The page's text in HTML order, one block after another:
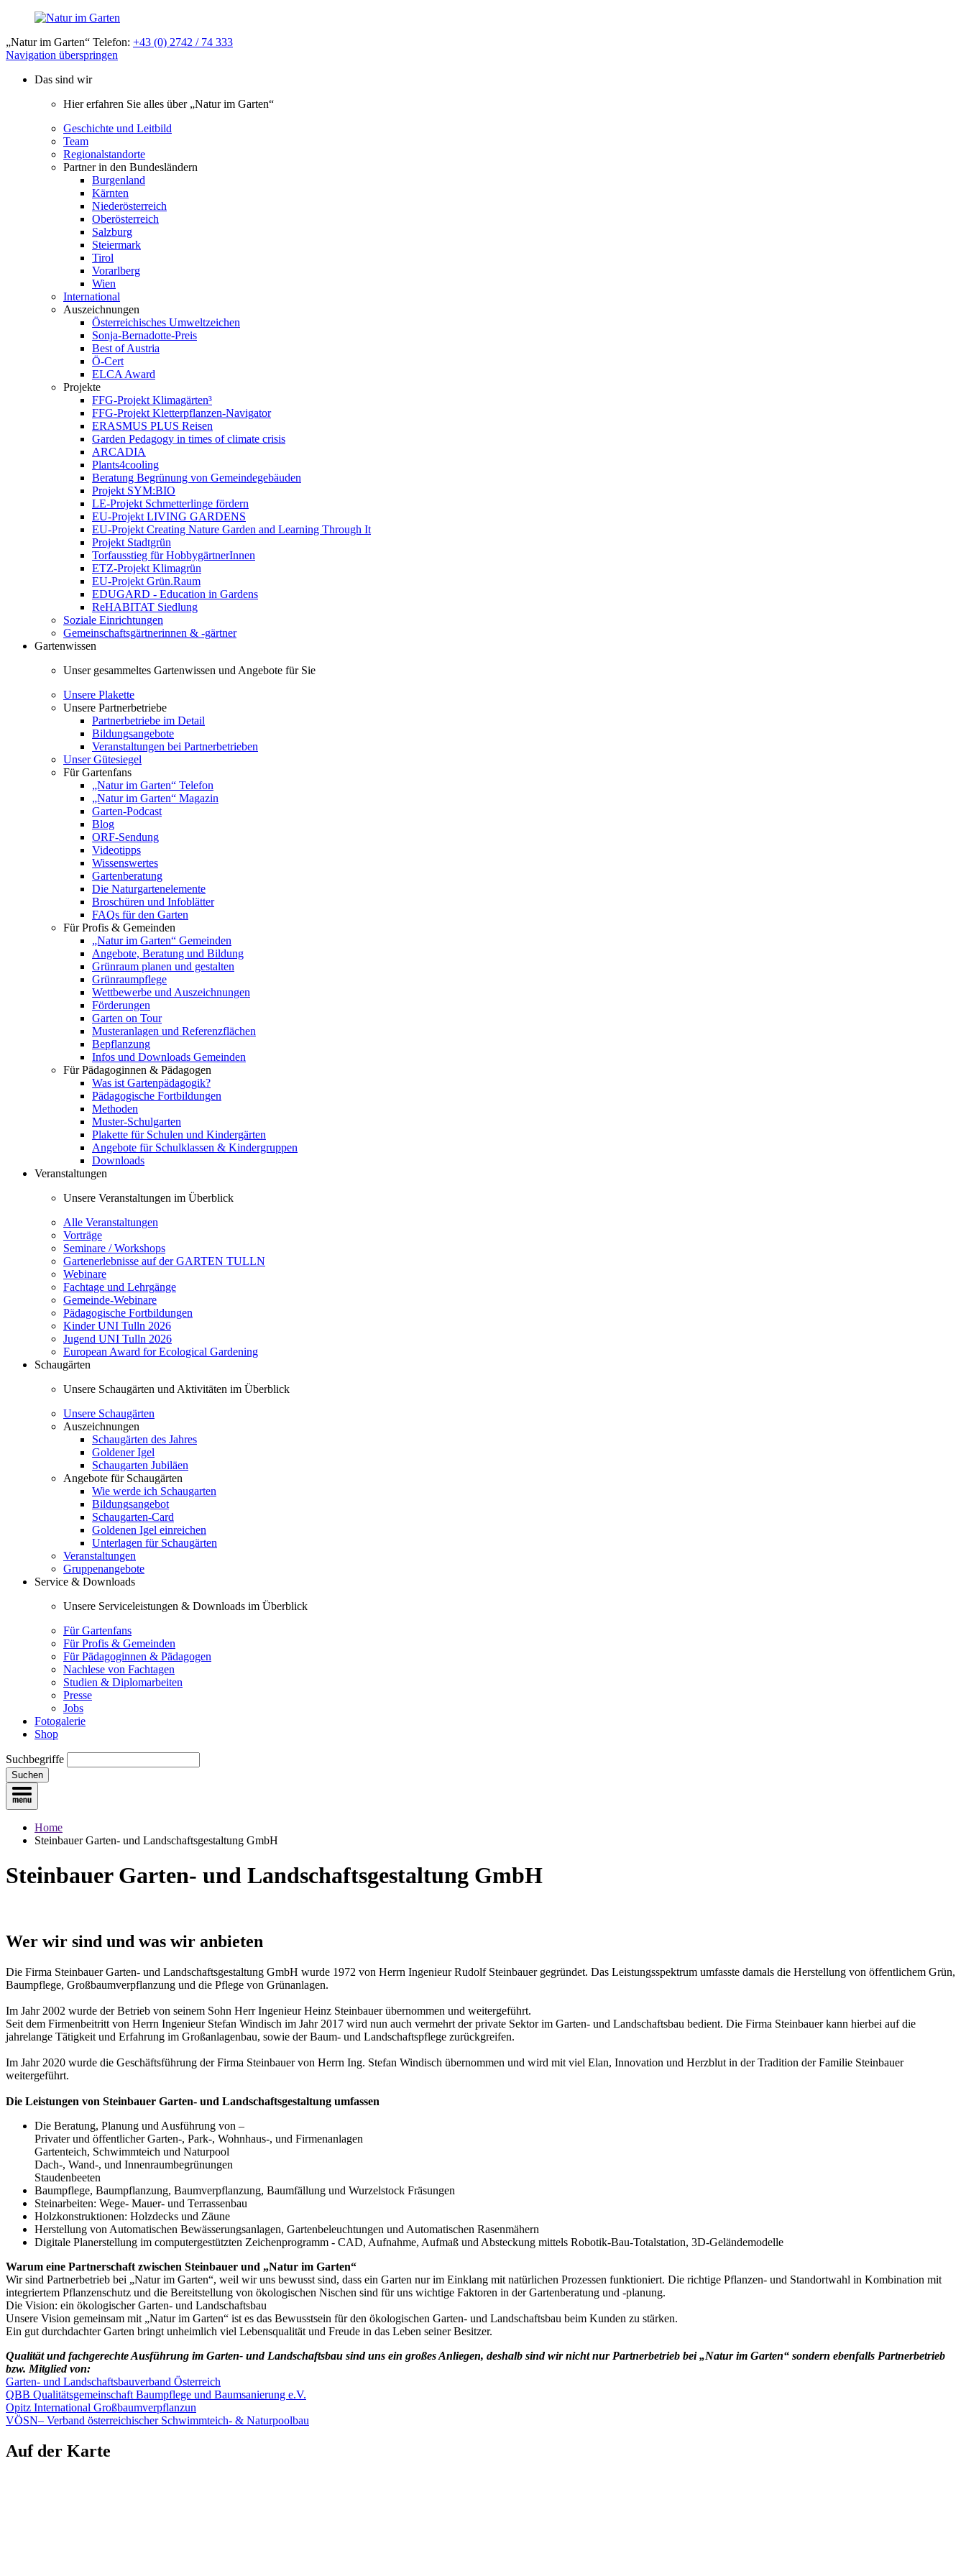
„Natur im Garten“ Telefon: +43 (0) 2742 / 74 333
Navigation überspringen
Das sind wir
Hier erfahren Sie alles über „Natur im Garten“
Geschichte und Leitbild
Team
Regionalstandorte
Partner in den Bundesländern
Burgenland
Kärnten
Niederösterreich
Oberösterreich
Salzburg
Steiermark
Tirol
Vorarlberg
Wien
International
Auszeichnungen
Österreichisches Umweltzeichen
Sonja-Bernadotte-Preis
Best of Austria
Ö-Cert
ELCA Award
Projekte
FFG-Projekt Klimagärten³
FFG-Projekt Kletterpflanzen-Navigator
ERASMUS PLUS Reisen
Garden Pedagogy in times of climate crisis
ARCADIA
Plants4cooling
Beratung Begrünung von Gemeindegebäuden
Projekt SYM:BIO
LE-Projekt Schmetterlinge fördern
EU-Projekt LIVING GARDENS
EU-Projekt Creating Nature Garden and Learning Through It
Projekt Stadtgrün
Torfausstieg für HobbygärtnerInnen
ETZ-Projekt Klimagrün
EU-Projekt Grün.Raum
EDUGARD - Education in Gardens
ReHABITAT Siedlung
Soziale Einrichtungen
Gemeinschaftsgärtnerinnen & -gärtner
Gartenwissen
Unser gesammeltes Gartenwissen und Angebote für Sie
Unsere Plakette
Unsere Partnerbetriebe
Partnerbetriebe im Detail
Bildungsangebote
Veranstaltungen bei Partnerbetrieben
Unser Gütesiegel
Für Gartenfans
„Natur im Garten“ Telefon
„Natur im Garten“ Magazin
Garten-Podcast
Blog
ORF-Sendung
Videotipps
Wissenswertes
Gartenberatung
Die Naturgartenelemente
Broschüren und Infoblätter
FAQs für den Garten
Für Profis & Gemeinden
„Natur im Garten“ Gemeinden
Angebote, Beratung und Bildung
Grünraum planen und gestalten
Grünraumpflege
Wettbewerbe und Auszeichnungen
Förderungen
Garten on Tour
Musteranlagen und Referenzflächen
Bepflanzung
Infos und Downloads Gemeinden
Für Pädagoginnen & Pädagogen
Was ist Gartenpädagogik?
Pädagogische Fortbildungen
Methoden
Muster-Schulgarten
Plakette für Schulen und Kindergärten
Angebote für Schulklassen & Kindergruppen
Downloads
Veranstaltungen
Unsere Veranstaltungen im Überblick
Alle Veranstaltungen
Vorträge
Seminare / Workshops
Gartenerlebnisse auf der GARTEN TULLN
Webinare
Fachtage und Lehrgänge
Gemeinde-Webinare
Pädagogische Fortbildungen
Kinder UNI Tulln 2026
Jugend UNI Tulln 2026
European Award for Ecological Gardening
Schaugärten
Unsere Schaugärten und Aktivitäten im Überblick
Unsere Schaugärten
Auszeichnungen
Schaugärten des Jahres
Goldener Igel
Schaugarten Jubiläen
Angebote für Schaugärten
Wie werde ich Schaugarten
Bildungsangebot
Schaugarten-Card
Goldenen Igel einreichen
Unterlagen für Schaugärten
Veranstaltungen
Gruppenangebote
Service & Downloads
Unsere Serviceleistungen & Downloads im Überblick
Für Gartenfans
Für Profis & Gemeinden
Für Pädagoginnen & Pädagogen
Nachlese von Fachtagen
Studien & Diplomarbeiten
Presse
Jobs
Fotogalerie
Shop
Suchbegriffe
Suchen
Home
Steinbauer Garten- und Landschaftsgestaltung GmbH
Steinbauer Garten- und Landschaftsgestaltung GmbH
Wer wir sind und was wir anbieten
Die Firma Steinbauer Garten- und Landschaftsgestaltung GmbH wurde 1972 von Herrn Ingenieur Rudolf Steinbauer gegründet. Das Leistungsspektrum umfasste damals die Herstellung von öffentlichem Grün,
Baumpflege, Großbaumverpflanzung und die Pflege von Grünanlagen.
Im Jahr 2002 wurde der Betrieb von seinem Sohn Herr Ingenieur Heinz Steinbauer übernommen und weitergeführt.
Seit dem Firmenbeitritt von Herrn Ingenieur Stefan Windisch im Jahr 2017 wird nun auch vermehrt der private Sektor im Garten- und Landschaftsbau bedient. Die Firma Steinbauer kann hierbei auf die
jahrelange Tätigkeit und Erfahrung im Großanlagenbau, sowie der Baum- und Landschaftspflege zurückgreifen.
Im Jahr 2020 wurde die Geschäftsführung der Firma Steinbauer von Herrn Ing. Stefan Windisch übernommen und wird mit viel Elan, Innovation und Herzblut in der Tradition der Familie Steinbauer
weitergeführt.
Die Leistungen von Steinbauer Garten- und Landschaftsgestaltung umfassen
Die Beratung, Planung und Ausführung von –
Privater und öffentlicher Garten-, Park-, Wohnhaus-, und Firmenanlagen
Gartenteich, Schwimmteich und Naturpool
Dach-, Wand-, und Innenraumbegrünungen
Staudenbeeten
Baumpflege, Baumpflanzung, Baumverpflanzung, Baumfällung und Wurzelstock Fräsungen
Steinarbeiten: Wege- Mauer- und Terrassenbau
Holzkonstruktionen: Holzdecks und Zäune
Herstellung von Automatischen Bewässerungsanlagen, Gartenbeleuchtungen und Automatischen Rasenmähern
Digitale Planerstellung im computergestützten Zeichenprogramm - CAD, Aufnahme, Aufmaß und Absteckung mittels Robotik-Bau-Totalstation, 3D-Geländemodelle
Warum eine Partnerschaft zwischen Steinbauer und „Natur im Garten“
Wir sind Partnerbetrieb bei „Natur im Garten“, weil wir uns bewusst sind, dass ein Garten nur im Einklang mit natürlichen Prozessen funktioniert. Die richtige Pflanzen- und Standortwahl in Kombination mit
integriertem Pflanzenschutz und die Bereitstellung von ökologischen Nischen sind für uns wichtige Faktoren in der Gartenberatung und -planung.
Die Vision: ein ökologischer Garten- und Landschaftsbau
Unsere Vision gemeinsam mit „Natur im Garten“ ist es das Bewusstsein für den ökologischen Garten- und Landschaftsbau beim Kunden zu stärken.
Ein gut durchdachter Garten bringt unheimlich viel Lebensqualität und Freude in das Leben seiner Besitzer.
Qualität und fachgerechte Ausführung im Garten- und Landschaftsbau sind uns ein großes Anliegen, deshalb sind wir nicht nur Partnerbetrieb bei „Natur im Garten“ sondern ebenfalls Partnerbetrieb
bzw. Mitglied von:
Garten- und Landschaftsbauverband Österreich
QBB Qualitätsgemeinschaft Baumpflege und Baumsanierung e.V.
Opitz International Großbaumverpflanzun
VÖSN– Verband österreichischer Schwimmteich- & Naturpoolbau
Auf der Karte